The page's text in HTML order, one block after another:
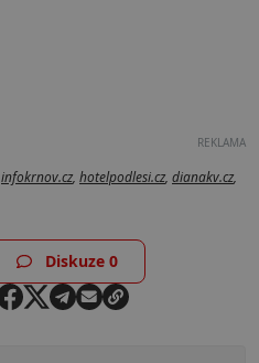
REKLAMA
infokrnov.cz, hotelpodlesi.cz, dianakv.cz,
Diskuze0